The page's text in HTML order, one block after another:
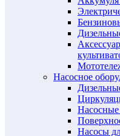
Насосное
Насосы